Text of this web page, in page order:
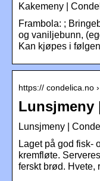
Kakemeny |
Frambola: ;
og vaniljebunn,
Kan kjøpes i
https:// condelica.no
Lunsjmeny
Lunsjmeny |
Laget på god fisk-
kremfløte.
ferskt brød. Hvete,